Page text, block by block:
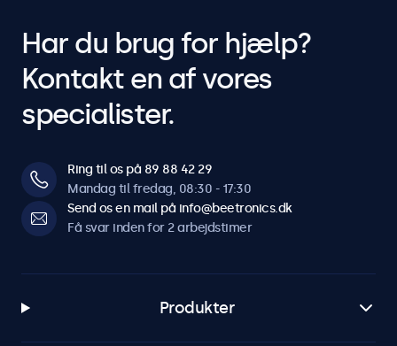
Har du brug for hjælp?
Kontakt en af vores
specialister.
Ring til os på 89 88 42 29
Mandag til fredag, 08:30 - 17:30
Send os en mail på info@beetronics.dk
Få svar inden for 2 arbejdstimer
Produkter